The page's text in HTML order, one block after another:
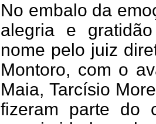
No embalo da
alegria e
nome pelo juiz
Montoro, com o
Maia, Tarcísio
fizeram parte do